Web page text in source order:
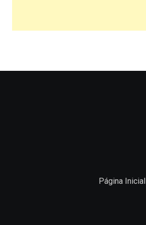
Página Inicial